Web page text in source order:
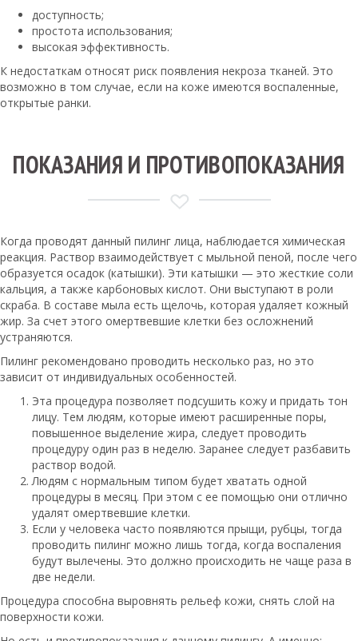
доступность;
простота использования;
высокая эффективность.
К недостаткам относят риск появления некроза тканей. Это
возможно в том случае, если на коже имеются воспаленные,
открытые ранки.
ПОКАЗАНИЯ И ПРОТИВОПОКАЗАНИЯ
Когда проводят данный пилинг лица, наблюдается химическая
реакция. Раствор взаимодействует с мыльной пеной, после чего
образуется осадок (катышки). Эти катышки — это жесткие соли
кальция, а также карбоновых кислот. Они выступают в роли
скраба. В составе мыла есть щелочь, которая удаляет кожный
жир. За счет этого омертвевшие клетки без осложнений
устраняются.
Пилинг рекомендовано проводить несколько раз, но это
зависит от индивидуальных особенностей.
Эта процедура позволяет подсушить кожу и придать тон
лицу. Тем людям, которые имеют расширенные поры,
повышенное выделение жира, следует проводить
процедуру один раз в неделю. Заранее следует разбавить
раствор водой.
Людям с нормальным типом будет хватать одной
процедуры в месяц. При этом с ее помощью они отлично
удалят омертвевшие клетки.
Если у человека часто появляются прыщи, рубцы, тогда
проводить пилинг можно лишь тогда, когда воспаления
будут вылечены. Это должно происходить не чаще раза в
две недели.
Процедура способна выровнять рельеф кожи, снять слой на
поверхности кожи.